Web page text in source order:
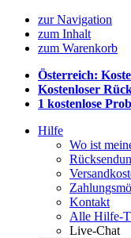
zur Navigation
zum Inhalt
zum Warenkorb
Österreich:
Kostenloser
1 kostenlose
Hilfe
Wo ist
Kontakt
Alle Hilfe-
Live-Chat